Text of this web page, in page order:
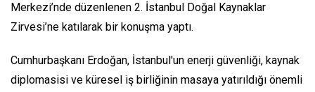
Merkezi’nde düzenlenen 2. İstanbul Doğal Kaynaklar
Zirvesi’ne katılarak bir konuşma yaptı.
Cumhurbaşkanı Erdoğan, İstanbul'un enerji güvenliği, kaynak
diplomasisi ve küresel iş birliğinin masaya yatırıldığı önemli